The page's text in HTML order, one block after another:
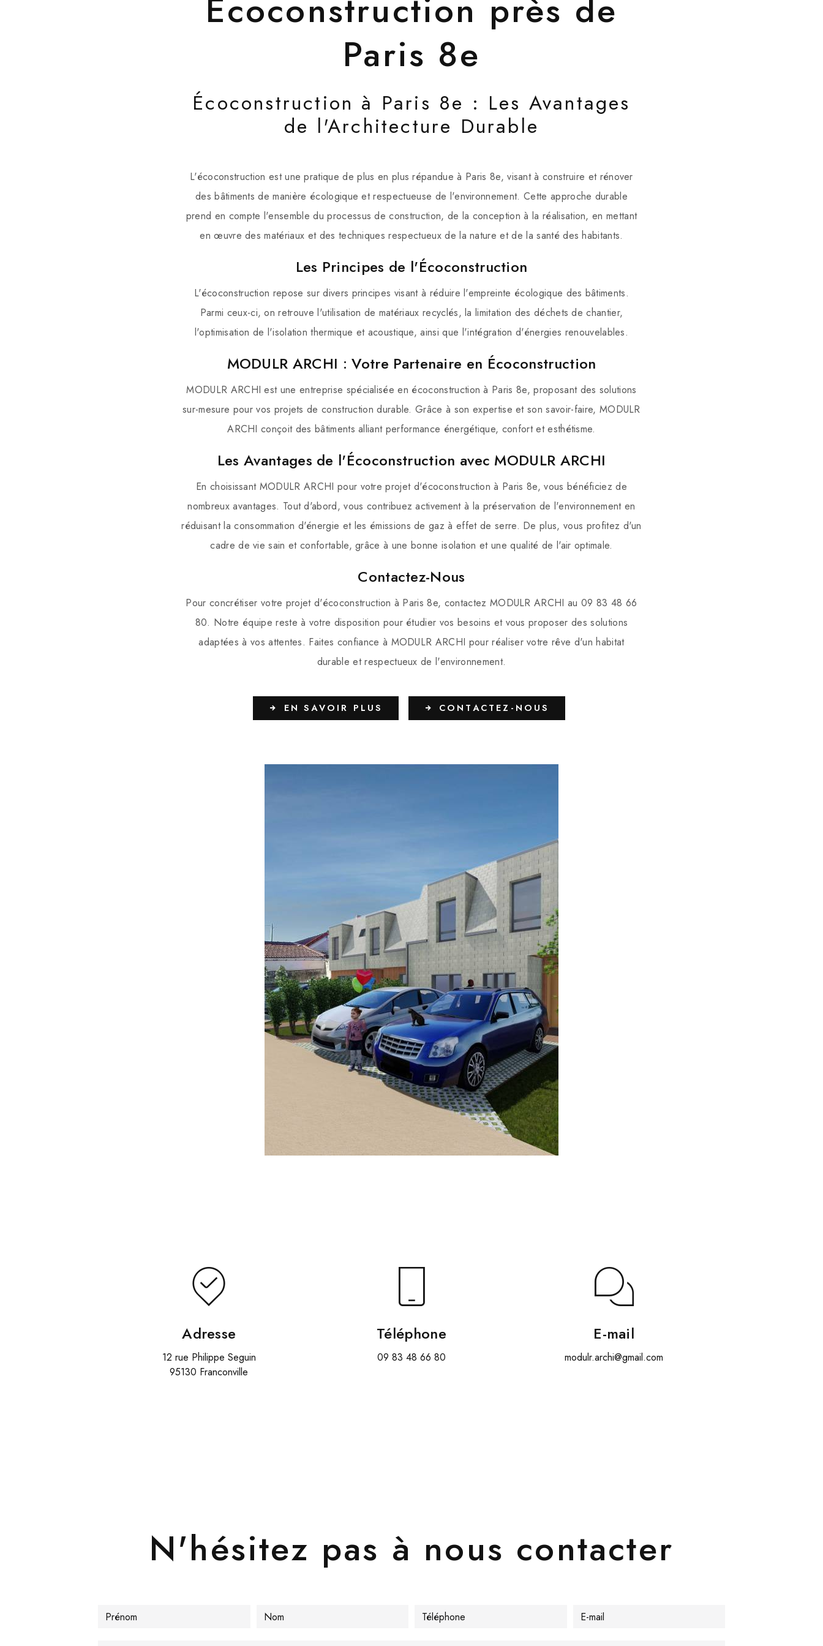
Écoconstruction près de
Paris 8e
Écoconstruction à Paris 8e : Les Avantages
de l'Architecture Durable
L'écoconstruction est une pratique de plus en plus répandue à Paris 8e, visant à construire et rénover
des bâtiments de manière écologique et respectueuse de l'environnement. Cette approche durable
prend en compte l'ensemble du processus de construction, de la conception à la réalisation, en mettant
en œuvre des matériaux et des techniques respectueux de la nature et de la santé des habitants.
Les Principes de l'Écoconstruction
L'écoconstruction repose sur divers principes visant à réduire l'empreinte écologique des bâtiments.
Parmi ceux-ci, on retrouve l'utilisation de matériaux recyclés, la limitation des déchets de chantier,
l'optimisation de l'isolation thermique et acoustique, ainsi que l'intégration d'énergies renouvelables.
MODULR ARCHI : Votre Partenaire en Écoconstruction
MODULR ARCHI est une entreprise spécialisée en écoconstruction à Paris 8e, proposant des solutions
sur-mesure pour vos projets de construction durable. Grâce à son expertise et son savoir-faire, MODULR
ARCHI conçoit des bâtiments alliant performance énergétique, confort et esthétisme.
Les Avantages de l'Écoconstruction avec MODULR ARCHI
En choisissant MODULR ARCHI pour votre projet d'écoconstruction à Paris 8e, vous bénéficiez de
nombreux avantages. Tout d'abord, vous contribuez activement à la préservation de l'environnement en
réduisant la consommation d'énergie et les émissions de gaz à effet de serre. De plus, vous profitez d'un
cadre de vie sain et confortable, grâce à une bonne isolation et une qualité de l'air optimale.
Contactez-Nous
Pour concrétiser votre projet d'écoconstruction à Paris 8e, contactez MODULR ARCHI au 09 83 48 66
80. Notre équipe reste à votre disposition pour étudier vos besoins et vous proposer des solutions
adaptées à vos attentes. Faites confiance à MODULR ARCHI pour réaliser votre rêve d'un habitat
durable et respectueux de l'environnement.
EN SAVOIR PLUS CONTACTEZ-NOUS
Adresse
12 rue Philippe Seguin
95130 Franconville
Téléphone
09 83 48 66 80
E-mail
modulr.archi@gmail.com
N'hésitez pas à nous contacter